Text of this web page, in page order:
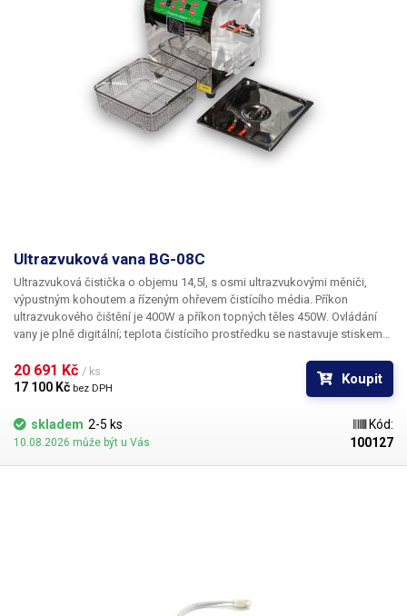
Ultrazvuková vana BG-08C
Ultrazvuková čistička o objemu 14,5l, s osmi ultrazvukovými měniči,
výpustným kohoutem a řízeným ohřevem čistícího média. Příkon
ultrazvukového čištění je 400W a příkon topných těles 450W. Ovládání
vany je plně digitální; teplota čistícího prostředku se nastavuje stiskem
provozu až do 99 minut s rozlišením po sekundách. Teplota lázně je
volitelná v rozmězí 0-90°C.
20 691 Kč / ks
17 100 Kč bez DPH
Koupit
skladem 2-5 ks
10.08.2026 může být u Vás
Kód:
100127